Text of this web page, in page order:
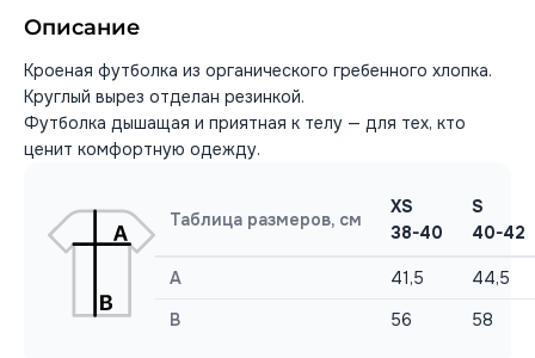
Описание
Кроеная футболка из органического гребенного хлопка.
Круглый вырез отделан резинкой.
Футболка дышащая и приятная к телу — для тех, кто
ценит комфортную одежду.
Таблица размеров, см
XS
38-40
S
40-42
A 41,5
44,5
B
56 58